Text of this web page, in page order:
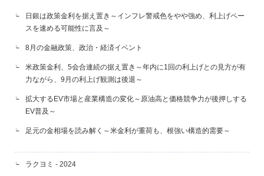
日銀は政策金利を据え置き～インフレ警戒色をやや強め、利上げペー
スを速める可能性に言及～
8月の金融政策、政治・経済イベント
米政策金利、5会合連続の据え置き～年内に1回の利上げとの見方が有
力ながら、9月の利上げ観測は後退～
拡大するEV市場と産業構造の変化～原油高と価格競争力が後押しする
EV普及～
足元の金相場を読み解く～米金利が重荷も、根強い構造的需要～
ラクヨミ - 2024